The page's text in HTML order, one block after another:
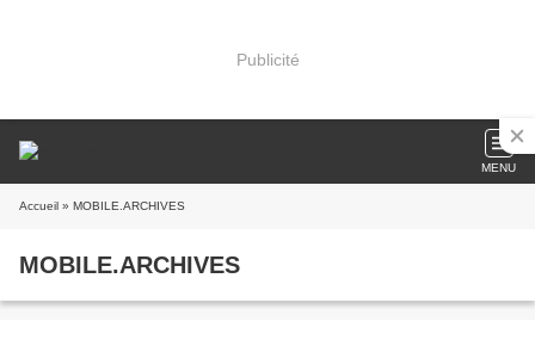
Publicité
MENU
Accueil » MOBILE.ARCHIVES
MOBILE.ARCHIVES